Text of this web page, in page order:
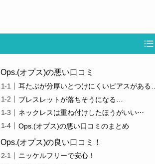
Ops.(オプス)の悪い口コミ
耳たぶが分厚いとつけにくいピアスがある…
ブレスレットが落ちそうになる…
ネックレスは重ね付けしたほうがいい⋯
Ops.(オプス)の悪い口コミのまとめ
Ops.(オプス)の良い口コミ！
ニッケルフリーで安心！